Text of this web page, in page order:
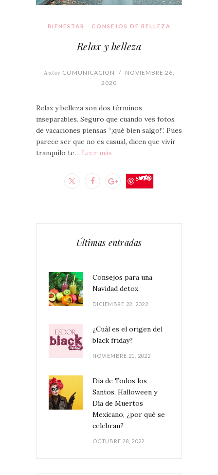
BIENESTAR CONSEJOS DE BELLEZA
Relax y belleza
AutorCOMUNICACION / NOVIEMBRE 26,
2020
Relax y belleza son dos términos
inseparables. Seguro que cuando ves fotos
de vacaciones piensas “¡qué bien salgo!”. Pues
parece ser que no es casual, dicen que vivir
tranquilo te… Leer más
Save
Últimas entradas
Consejos para una
Navidad detox
DICIEMBRE 22, 2022
¿Cuál es el origen del
black friday?
NOVIEMBRE 21, 2022
Día de Todos los
Santos, Halloween y
Día de Muertos
Mexicano, ¿por qué se
celebran?
OCTUBRE 28, 2022